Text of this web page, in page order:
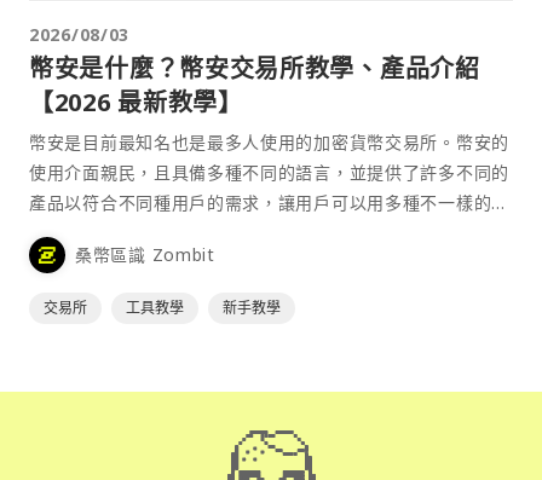
2026/08/03
幣安是什麼？幣安交易所教學、產品介紹
【2026 最新教學】
幣安是目前最知名也是最多人使用的加密貨幣交易所。幣安的
使用介面親民，且具備多種不同的語言，並提供了許多不同的
產品以符合不同種用戶的需求，讓用戶可以用多種不一樣的方
式來參與加密貨幣市場。
桑幣區識 Zombit
交易所 工具教學 新手教學